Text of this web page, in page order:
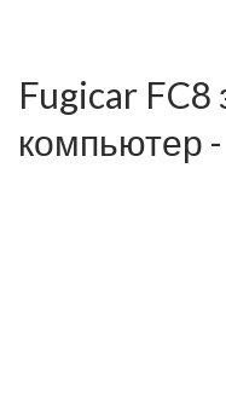
Fugicar FC8
компьютер